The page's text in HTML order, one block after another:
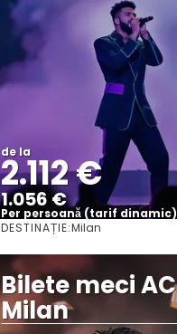
de la
2.112 €
1.056 €
Per persoană (tarif dinamic)
Vezi mai multe
DESTINAȚIE:Milan
Bilete meci AC
Milan